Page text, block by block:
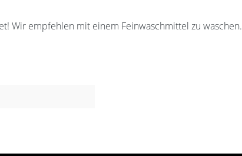
Wir empfehlen mit einem Feinwaschmittel zu waschen.